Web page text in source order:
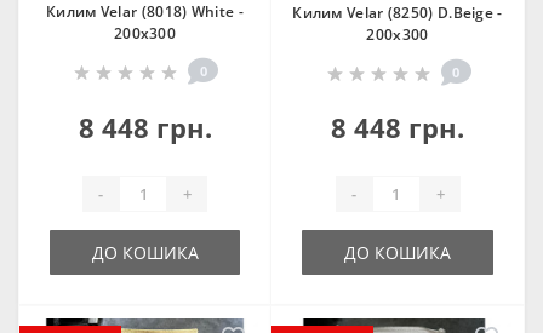
Килим Velar (8018) White -
200х300
0
8 448 грн.
- +
ДО КОШИКА
Килим Velar (8250) D.Beige -
200х300
0
8 448 грн.
- +
ДО КОШИКА